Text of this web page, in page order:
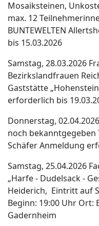
Mosaiksteinen,
max. 12
BUNTEWELTEN
bis 15.03.2026
Samstag, 28.03.2026
Bezirkslandfrauen
Gaststätte
erforderlich bis
Donnerstag, 02.04.2026
noch bekanntgegeben
SchäferAnmeldung
Samstag, 25.04.2026
„Harfe - Dudelsack -
Heiderich, Eintritt auf
Beginn: 19:00 Uhr Ort:
Gadernheim